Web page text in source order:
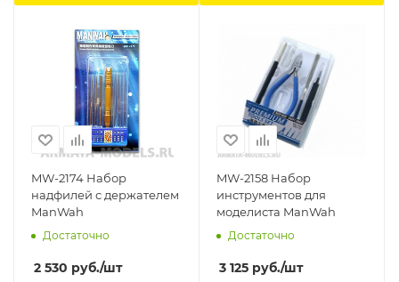
MW-2174 Набор
надфилей с держателем
ManWah
Достаточно
2 530 руб./шт
MW-2158 Набор
инструментов для
моделиста ManWah
Достаточно
3 125 руб./шт